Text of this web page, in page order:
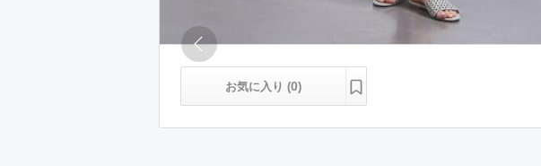
お気に入り (0)